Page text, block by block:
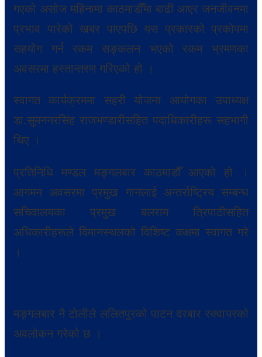
गएको असोज महिनामा काठमाडौँमा बाढी आएर जनजीवनमा
प्रभाव पारेको खबर पाएपछि यस प्रकारको प्रकोपमा
सहयोग गर्न रकम सङ्कलन भएको रकम भ्रमणका
अवसरमा हस्तान्तरण गरिएको हो ।
स्वागत कार्यक्रममा सहरी योजना आयोगका उपाध्यक्ष
डा.सुमननरसिंह राजभण्डारीसहित पदाधिकारीहरू सहभागी
थिए ।
प्रतिनिधि मण्डल मङ्गलबार काठमाडौँ आएको हो ।
आगमन अवसरमा प्रमुख गानलाई अन्तर्राष्ट्रिय सम्बन्ध
सचिवालयका प्रमुख बलराम त्रिपाठीसहित
अधिकारीहरूले विमानस्थलको विशिष्ट कक्षमा स्वागत गरे
।
मङ्गलबार नै टोलीले ललितपुरको पाटन दरबार स्क्वायरको
अवलोकन गरेको छ ।